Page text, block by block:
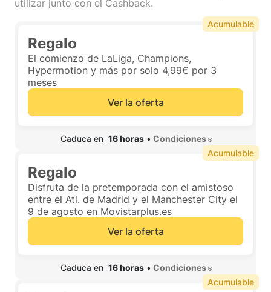
utilizar junto con el Cashback.
Regalo
El comienzo de LaLiga, Champions,
Hypermotion y más por solo 4,99€ por 3
meses
Ver la oferta
Caduca en 16 horas • Condiciones
Acumulable
Regalo
Disfruta de la pretemporada con el amistoso
entre el Atl. de Madrid y el Manchester City el
9 de agosto en Movistarplus.es
Ver la oferta
Caduca en 16 horas • Condiciones
Acumulable
Acumulable